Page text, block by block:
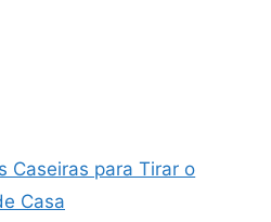
Caseiras para Tirar o
Casa